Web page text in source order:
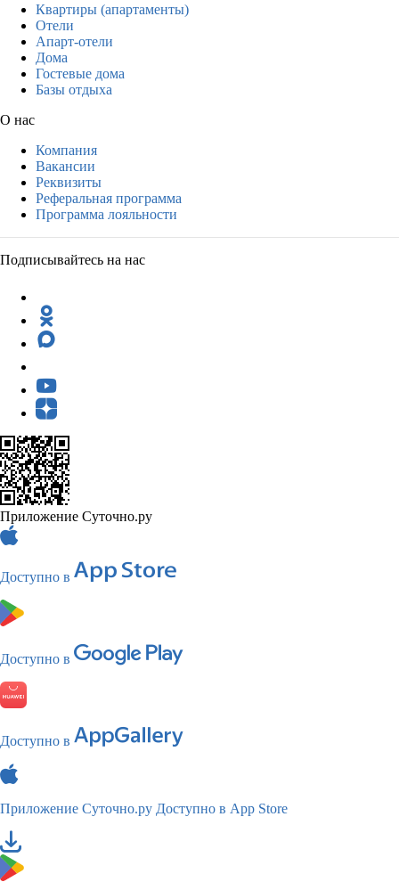
Квартиры (апартаменты)
Отели
Апарт-отели
Дома
Гостевые дома
Базы отдыха
О нас
Компания
Вакансии
Реквизиты
Реферальная программа
Программа лояльности
Подписывайтесь на нас
Приложение Суточно.ру
Доступно в
Доступно в
Доступно в
Приложение Суточно.ру Доступно в App Store